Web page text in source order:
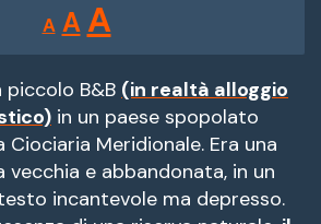
A
Reducir
tamaño
de
fuente.
A Restablecer
tamaño
de
fuente
AAumentar
tamaño
de
fuente.
piccolo B&B (in realtà alloggio
in un paese spopolato
Ciociaria Meridionale. Era una
vecchia e abbandonata, in un
incantevole ma depresso.